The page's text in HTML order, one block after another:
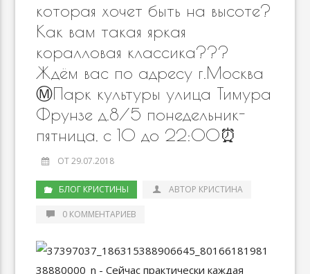
которая хочет быть на высоте?
Как вам такая яркая
коралловая классика???
Ждём вас по адресу г.Москва
Ⓜ️Парк культуры улица Тимура
Фрунзе д.8/5 понедельник-
пятница, с 10 до 22:00⏰
ОТ 29.07.2018
БЛОГ КРИСТИНЫ АВТОР КРИСТИНА
0 КОММЕНТАРИЕВ